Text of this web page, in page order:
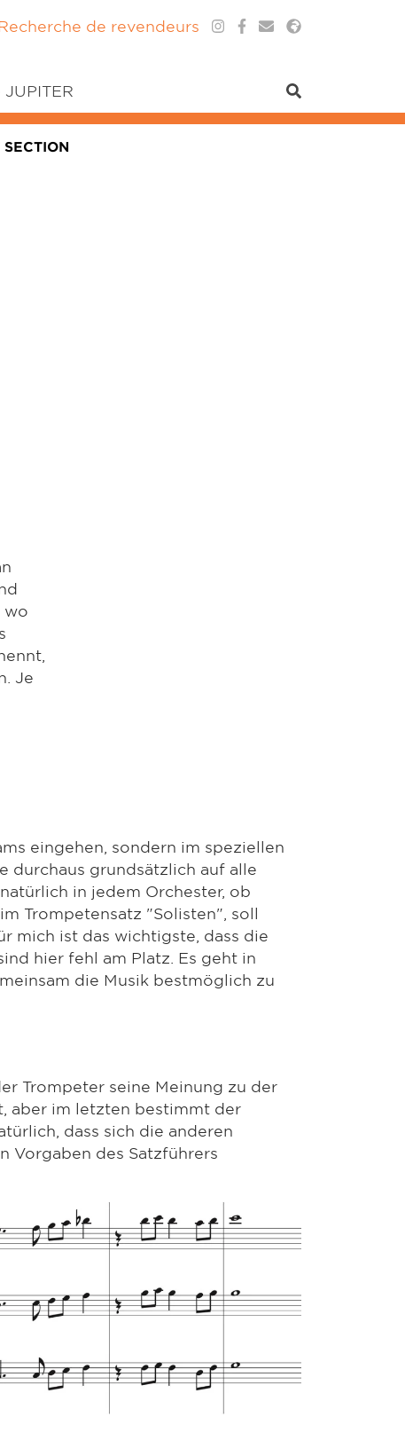
de revendeurs
wo
Je
eingehen, sondern im speziellen
durchaus grundsätzlich auf alle
in jedem Orchester, ob
Trompetensatz "Solisten", soll
mich ist das wichtigste, dass die
hier fehl am Platz. Es geht in
die Musik bestmöglich zu
Trompeter seine Meinung zu der
aber im letzten bestimmt der
dass sich die anderen
Vorgaben des Satzführers